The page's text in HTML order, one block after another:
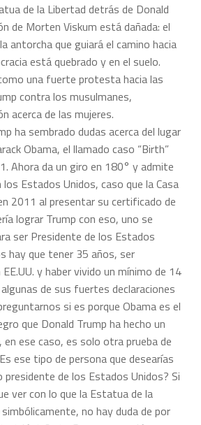
de la Libertad detrás de Donald
de Morten Viskum está dañada: el
antorcha que guiará el camino hacia
está quebrado y en el suelo.
una fuerte protesta hacia las
contra los musulmanes,
acerca de las mujeres.
ha sembrado dudas acerca del lugar
Obama, el llamado caso “Birth”
Ahora da un giro en 180° y admite
los Estados Unidos, caso que la Casa
2011 al presentar su certificado de
lograr Trump con eso, uno se
ser Presidente de los Estados
hay que tener 35 años, ser
y haber vivido un mínimo de 14
de sus fuertes declaraciones
si es porque Obama es el
que Donald Trump ha hecho un
ese caso, es solo otra prueba de
ese tipo de persona que desearías
presidente de los Estados Unidos? Si
ver con lo que la Estatua de la
no hay duda de por